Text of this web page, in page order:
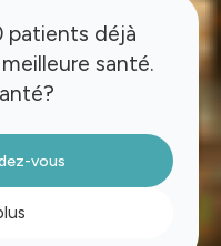
patients déjà
santé.
vous